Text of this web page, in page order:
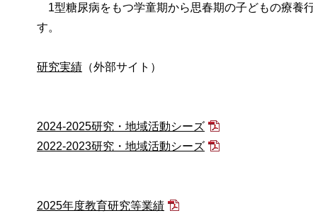
1型糖尿病をもつ学童期から思春期の子どもの療養
す。
研究実績 （外部サイト）
2024-2025研究・地域活動シーズ
2022-2023研究・地域活動シーズ
2025年度教育研究等業績